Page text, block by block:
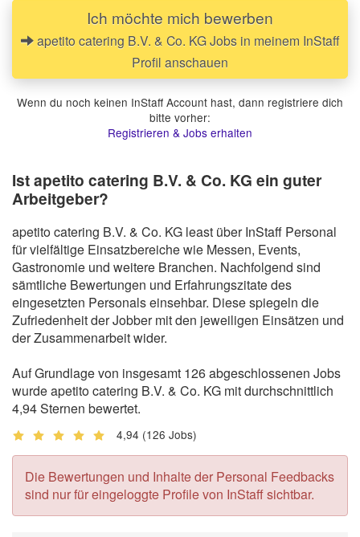
Ich möchte mich bewerben
apetito catering B.V. & Co. KG Jobs in meinem InStaff
Profil anschauen
Wenn du noch keinen InStaff Account hast, dann registriere dich
bitte vorher:
Registrieren & Jobs erhalten
Ist apetito catering B.V. & Co. KG ein guter
Arbeitgeber?
apetito catering B.V. & Co. KG least über InStaff Personal
für vielfältige Einsatzbereiche wie Messen, Events,
Gastronomie und weitere Branchen. Nachfolgend sind
sämtliche Bewertungen und Erfahrungszitate des
eingesetzten Personals einsehbar. Diese spiegeln die
Zufriedenheit der Jobber mit den jeweiligen Einsätzen und
der Zusammenarbeit wider.
Auf Grundlage von insgesamt 126 abgeschlossenen Jobs
wurde apetito catering B.V. & Co. KG mit durchschnittlich
4,94 Sternen bewertet.
4,94 (126 Jobs)
Die Bewertungen und Inhalte der Personal Feedbacks
sind nur für eingeloggte Profile von InStaff sichtbar.